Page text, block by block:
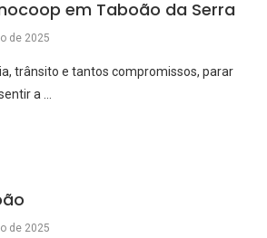
em Taboão da Serra
de 2025
trânsito e tantos compromissos, parar
a …
de 2025